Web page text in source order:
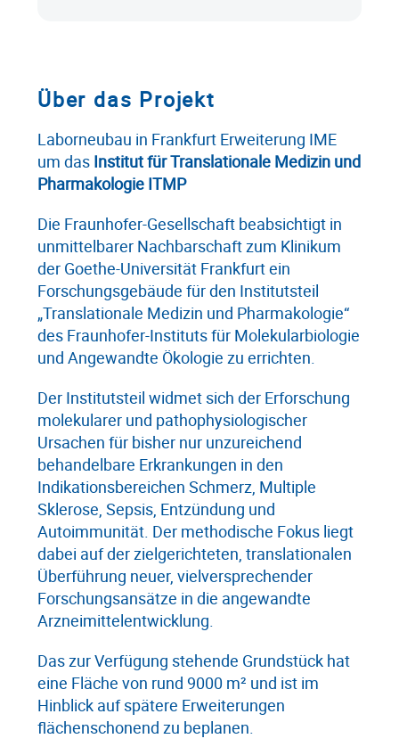
Über das Projekt
Laborneubau in Frankfurt Erweiterung IME
um das Institut für Translationale Medizin und
Pharmakologie ITMP
Die Fraunhofer-Gesellschaft beabsichtigt in
unmittelbarer Nachbarschaft zum Klinikum
der Goethe-Universität Frankfurt ein
Forschungsgebäude für den Institutsteil
„Translationale Medizin und Pharmakologie“
des Fraunhofer-Instituts für Molekularbiologie
und Angewandte Ökologie zu errichten.
Der Institutsteil widmet sich der Erforschung
molekularer und pathophysiologischer
Ursachen für bisher nur unzureichend
behandelbare Erkrankungen in den
Indikationsbereichen Schmerz, Multiple
Sklerose, Sepsis, Entzündung und
Autoimmunität. Der methodische Fokus liegt
dabei auf der zielgerichteten, translationalen
Überführung neuer, vielversprechender
Forschungsansätze in die angewandte
Arzneimittelentwicklung.
Das zur Verfügung stehende Grundstück hat
eine Fläche von rund 9000 m² und ist im
Hinblick auf spätere Erweiterungen
flächenschonend zu beplanen.